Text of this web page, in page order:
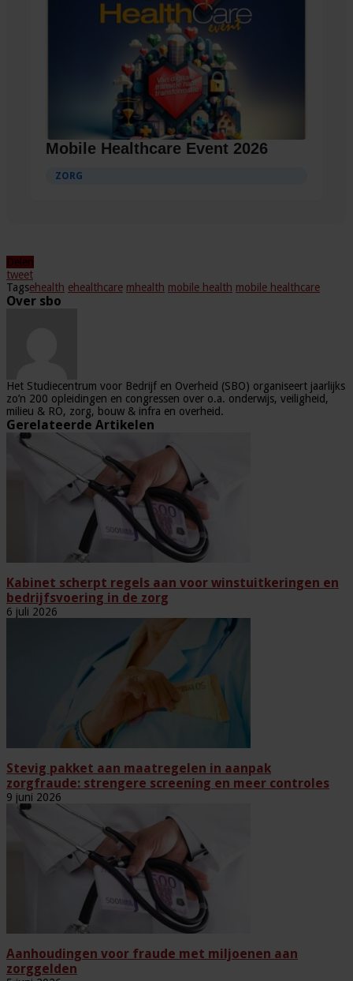
Mobile Healthcare Event 2026
ZORG
Delen
tweet
Tagsehealth ehealthcare mhealth mobile health mobile healthcare
Over sbo
Het Studiecentrum voor Bedrijf en Overheid (SBO) organiseert jaarlijks
zo’n 200 opleidingen en congressen over o.a. onderwijs, veiligheid,
milieu & RO, zorg, bouw & infra en overheid.
Gerelateerde Artikelen
Kabinet scherpt regels aan voor winstuitkeringen en
bedrijfsvoering in de zorg
6 juli 2026
Stevig pakket aan maatregelen in aanpak
zorgfraude: strengere screening en meer controles
9 juni 2026
Aanhoudingen voor fraude met miljoenen aan
zorggelden